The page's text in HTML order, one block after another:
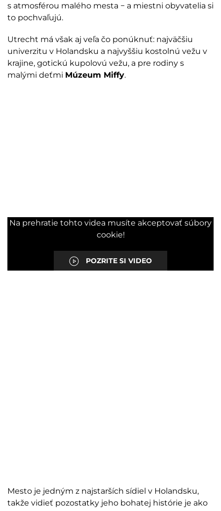
s atmosférou malého mesta − a miestni obyvatelia si
to pochvaľujú.
Utrecht má však aj veľa čo ponúknuť: najväčšiu
univerzitu v Holandsku a najvyššiu kostolnú vežu v
krajine, gotickú kupolovú vežu, a pre rodiny s
malými deťmi Múzeum Miffy.
Na prehratie tohto videa musíte akceptovať súbory
cookie!
POZRITE SI VIDEO
Mesto je jedným z najstarších sídiel v Holandsku,
takže vidieť pozostatky jeho bohatej histórie je ako